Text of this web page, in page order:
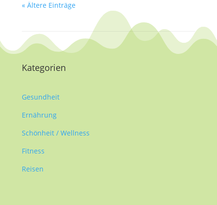
« Ältere Einträge
Kategorien
Gesundheit
Ernährung
Schönheit / Wellness
Fitness
Reisen